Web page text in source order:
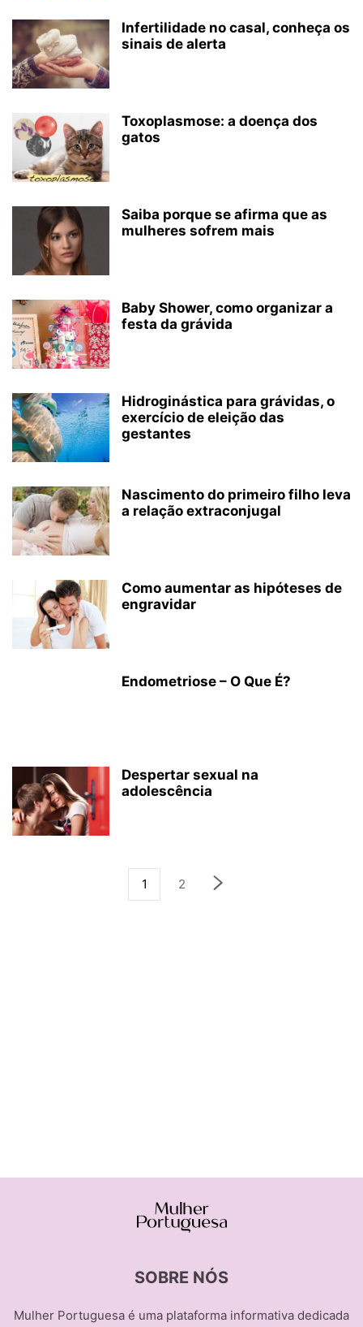
Infertilidade no casal, conheça os
sinais de alerta
Toxoplasmose: a doença dos
gatos
Saiba porque se afirma que as
mulheres sofrem mais
Baby Shower, como organizar a
festa da grávida
Hidroginástica para grávidas, o
exercício de eleição das
gestantes
Nascimento do primeiro filho leva
a relação extraconjugal
Como aumentar as hipóteses de
engravidar
Endometriose – O Que É?
Despertar sexual na
adolescência
1 2
SOBRE NÓS
Mulher Portuguesa é uma plataforma informativa dedicada